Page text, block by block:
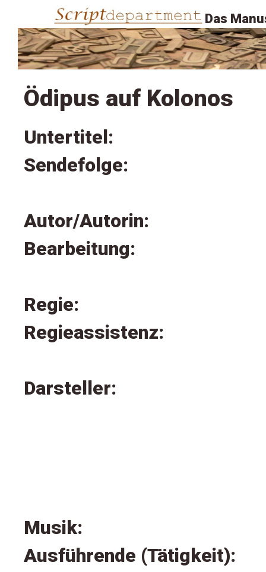
Das
Ödipus auf Kolonos
Untertitel:
Sendefolge:
Autor/Autorin:
Bearbeitung:
Regie:
Regieassistenz:
Darsteller:
Musik:
Ausführende (Tätigkeit):